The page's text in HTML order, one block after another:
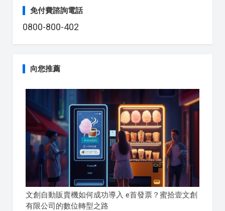
免付費諮詢電話
0800-800-402
向您推薦
文創自動販賣機如何成功導入 e首發票？蜜拾壹文創
有限公司的數位轉型之路